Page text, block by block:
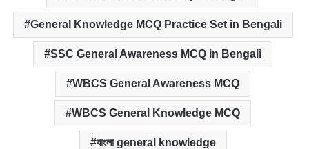
General Knowledge MCQ Practice Set in Bengali
SSC General Awareness MCQ in Bengali
WBCS General Awareness MCQ
WBCS General Knowledge MCQ
বাংলা general knowledge